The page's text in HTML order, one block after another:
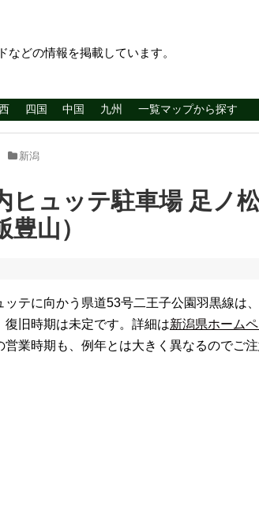
どの情報を掲載しています。
四国 中国 九州 一覧マップから探す
新潟
ヒュッテ駐車場 足ノ
豊山）
ッテに向かう県道53号二王子公園羽黒線は
復旧時期は未定です。詳細は新潟県ホーム
営業時期も、例年とは大きく異なるのでご注